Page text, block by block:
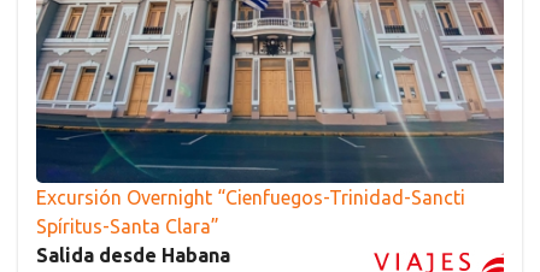
Excursión Overnight “Cienfuegos-Trinidad-Sancti
Spíritus-Santa Clara”
Salida desde Habana